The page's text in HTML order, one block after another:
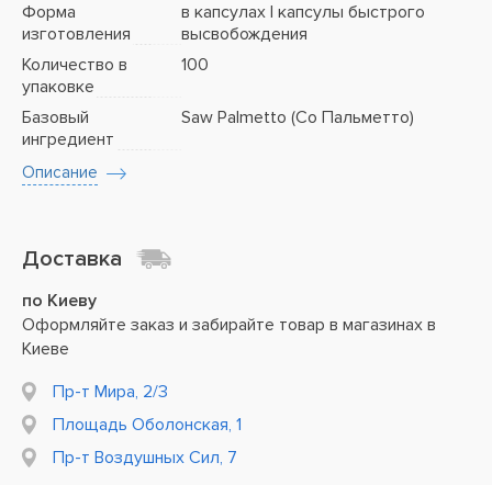
Форма
изготовления
в капсулах | капсулы быстрого
высвобождения
Количество в
упаковке
100
Базовый
ингредиент
Saw Palmetto (Со Пальметто)
Описание
Доставка
по Киеву
Оформляйте заказ и забирайте товар в магазинах в
Киеве
Пр-т Мира, 2/3
Площадь Оболонская, 1
Пр-т Воздушных Сил, 7